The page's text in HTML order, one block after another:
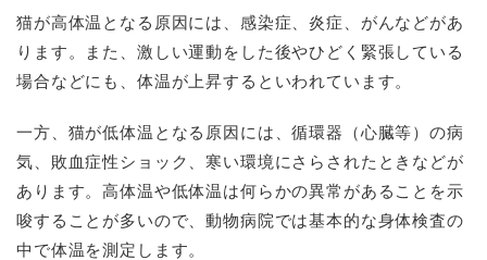
猫が高体温となる原因には、感染症、炎症、がんなどがあ
ります。また、激しい運動をした後やひどく緊張している
場合などにも、体温が上昇するといわれています。
一方、猫が低体温となる原因には、循環器（心臓等）の病
気、敗血症性ショック、寒い環境にさらされたときなどが
あります。高体温や低体温は何らかの異常があることを示
唆することが多いので、動物病院では基本的な身体検査の
中で体温を測定します。